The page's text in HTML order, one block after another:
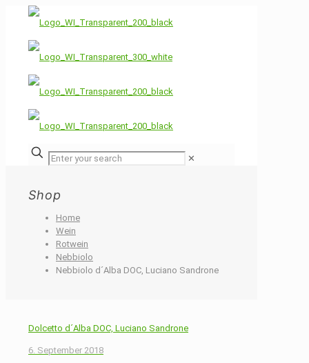
✕
Shop
Home
Wein
Rotwein
Nebbiolo
Nebbiolo d´Alba DOC, Luciano Sandrone
Dolcetto d´Alba DOC, Luciano Sandrone
6. September 2018